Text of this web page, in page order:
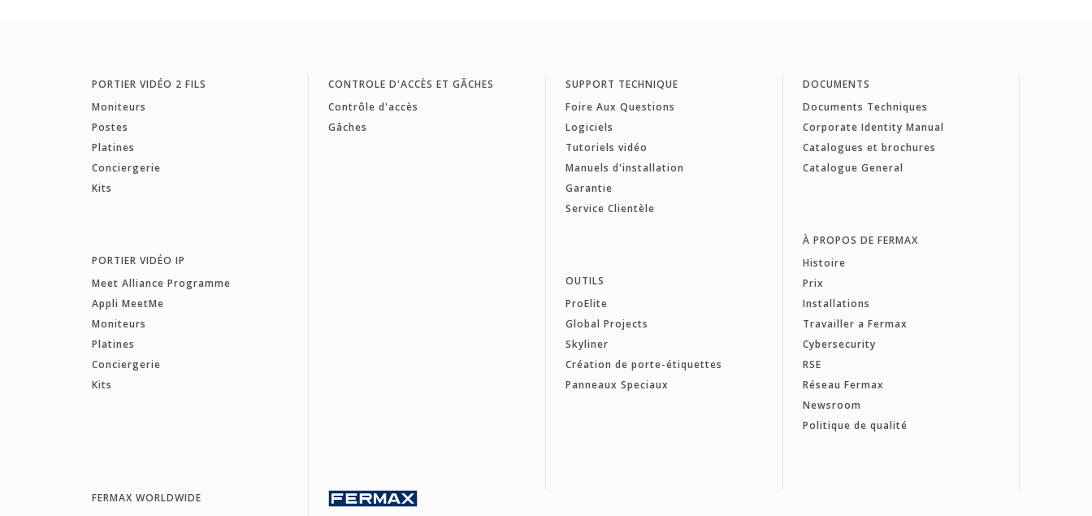
PORTIER VIDÉO 2 FILS
Moniteurs
Postes
Platines
Conciergerie
Kits
PORTIER VIDÉO IP
Meet Alliance Programme
Appli MeetMe
Moniteurs
Platines
Conciergerie
Kits
CONTROLE D'ACCÈS ET GÂCHES
Contrôle d'accès
Gâches
SUPPORT TECHNIQUE
Foire Aux Questions
Logiciels
Tutoriels vidéo
Manuels d'installation
Garantie
Service Clientèle
OUTILS
ProElite
Global Projects
Skyliner
Création de porte-étiquettes
Panneaux Speciaux
DOCUMENTS
Documents Techniques
Corporate Identity Manual
Catalogues et brochures
Catalogue General
À PROPOS DE FERMAX
Histoire
Prix
Installations
Travailler a Fermax
Cybersecurity
RSE
Réseau Fermax
Newsroom
Politique de qualité
FERMAX WORLDWIDE